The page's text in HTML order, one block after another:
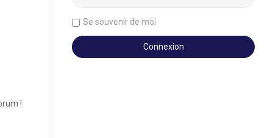
!
Se souvenir de moi